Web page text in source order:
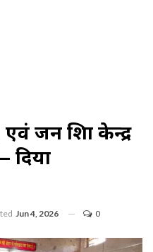
जन शिक्षा केन्द्र
दिया
Jun 4, 2026 0